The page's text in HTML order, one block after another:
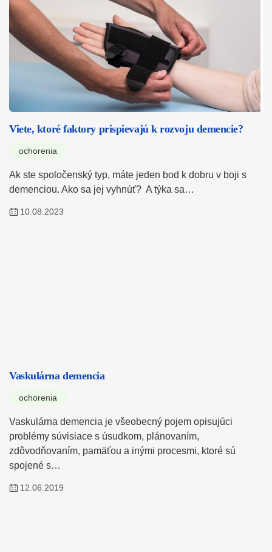
Viete, ktoré faktory prispievajú k rozvoju demencie?
ochorenia
Ak ste spoločenský typ, máte jeden bod k dobru v boji s
demenciou. Ako sa jej vyhnúť? A týka sa…
10.08.2023
Vaskulárna demencia
ochorenia
Vaskulárna demencia je všeobecný pojem opisujúci
problémy súvisiace s úsudkom, plánovaním,
zdôvodňovaním, pamäťou a inými procesmi, ktoré sú
spojené s…
12.06.2019